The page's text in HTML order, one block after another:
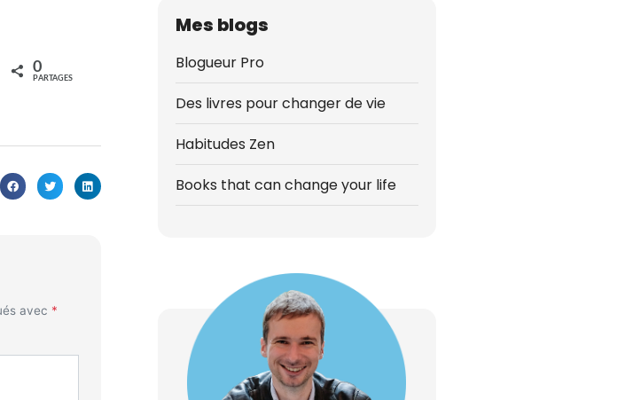
0
PARTAGES
avec *
Mes blogs
Blogueur Pro
Des livres pour changer de vie
Habitudes Zen
Books that can change your life